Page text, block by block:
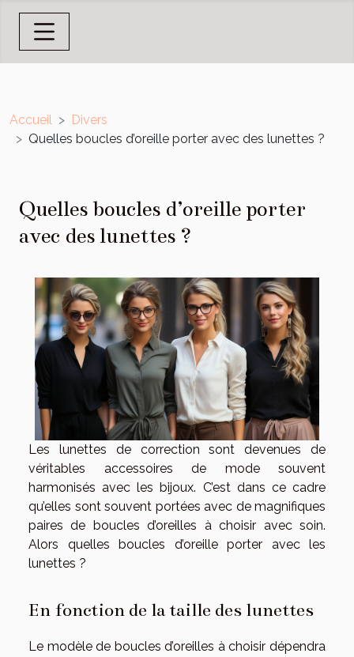
Accueil
Divers
Quelles boucles d’oreille porter avec des lunettes ?
Quelles boucles d’oreille porter
avec des lunettes ?
Les lunettes de correction sont devenues de
véritables accessoires de mode souvent
harmonisés avec les bijoux. C’est dans ce cadre
qu’elles sont souvent portées avec de magnifiques
paires de boucles d’oreilles à choisir avec soin.
Alors quelles boucles d’oreille porter avec les
lunettes ?
En fonction de la taille des lunettes
Le modèle de boucles d’oreilles à choisir dépendra